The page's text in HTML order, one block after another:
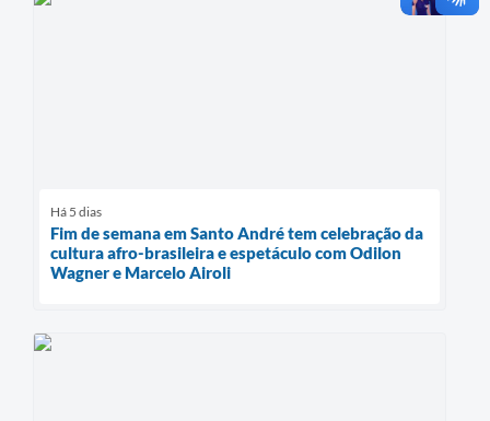
Há 5 dias
Fim de semana em Santo André tem celebração da
cultura afro-brasileira e espetáculo com Odilon
Wagner e Marcelo Airoli